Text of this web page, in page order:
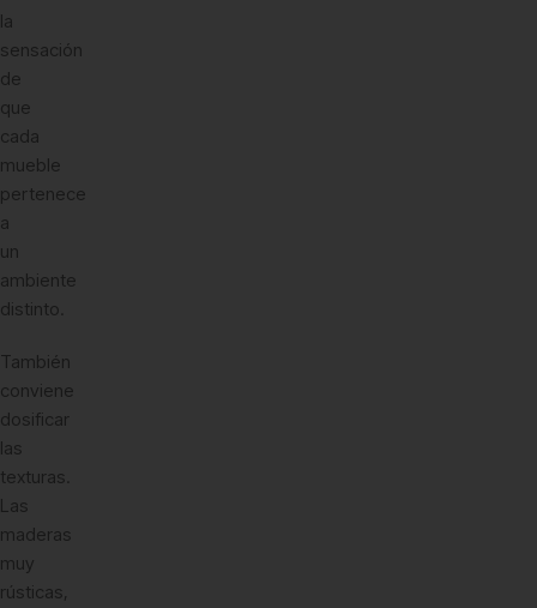
la
sensación
de
que
cada
mueble
pertenece
a
un
ambiente
distinto.
También
conviene
dosificar
las
texturas.
Las
maderas
muy
rústicas,